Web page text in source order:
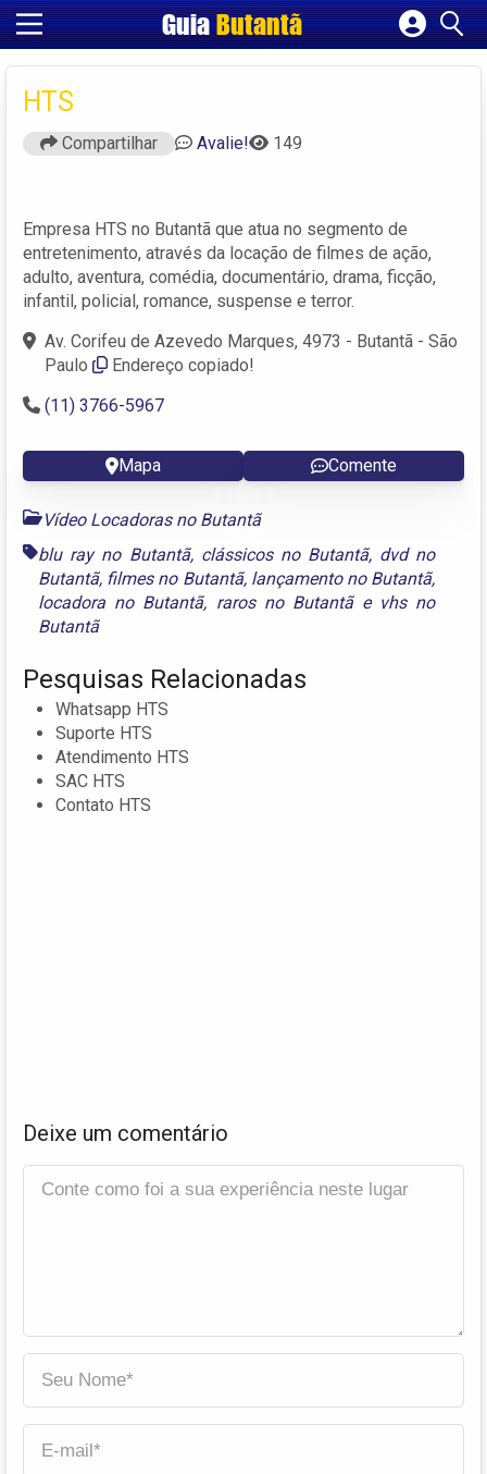
GuiaButantã
Cadastrar empresa
HTS
Compartilhar Avalie! 149
Empresa HTS no Butantã que atua no segmento de
entretenimento, através da locação de filmes de ação,
adulto, aventura, comédia, documentário, drama, ficção,
infantil, policial, romance, suspense e terror.
Av. Corifeu de Azevedo Marques, 4973 - Butantã - São
Paulo
Endereço copiado!
(11) 3766-5967
Mapa Comente
Vídeo Locadoras no Butantã
blu ray no Butantã, clássicos no Butantã, dvd no
Butantã, filmes no Butantã, lançamento no Butantã,
locadora no Butantã, raros no Butantãe vhs no
Butantã
Pesquisas Relacionadas
Whatsapp HTS
Suporte HTS
Atendimento HTS
SAC HTS
Contato HTS
Deixe um comentário